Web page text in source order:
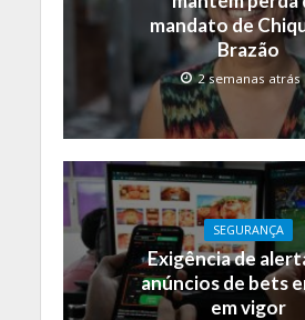
mandato de
Brazão
2 semanas atrás
SEGURANÇA
Exigência de
anúncios de bets
em vigor